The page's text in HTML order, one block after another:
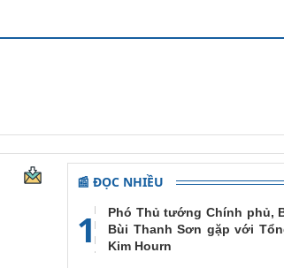
📰 ĐỌC NHIỀU
1
Phó Thủ tướng Chính phủ,
Bùi Thanh Sơn gặp với
Kim Hourn